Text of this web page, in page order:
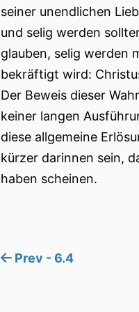
seiner unendlichen
und selig werden
glauben, selig werden
bekräftigt wird:
Der Beweis dieser
keiner langen
diese allgemeine
kürzer darinnen sein,
haben scheinen.
Prev - 6.4